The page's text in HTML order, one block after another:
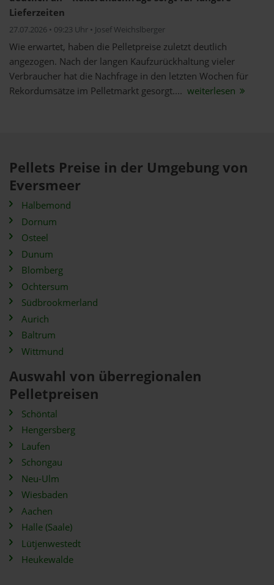
Lieferzeiten
27.07.2026 • 09:23 Uhr • Josef Weichslberger
Wie erwartet, haben die Pelletpreise zuletzt deutlich
angezogen. Nach der langen Kaufzurückhaltung vieler
Verbraucher hat die Nachfrage in den letzten Wochen für
Rekordumsätze im Pelletmarkt gesorgt.... weiterlesen
Pellets Preise in der Umgebung von
Eversmeer
Halbemond
Dornum
Osteel
Dunum
Blomberg
Ochtersum
Südbrookmerland
Aurich
Baltrum
Wittmund
Auswahl von überregionalen
Pelletpreisen
Schöntal
Hengersberg
Laufen
Schongau
Neu-Ulm
Wiesbaden
Aachen
Halle (Saale)
Lütjenwestedt
Heukewalde